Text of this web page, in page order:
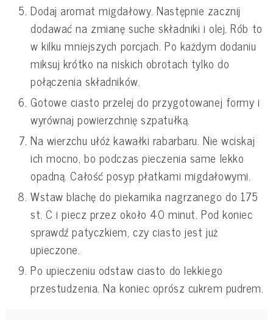
Dodaj aromat migdałowy. Następnie zacznij
dodawać na zmianę suche składniki i olej. Rób to
w kilku mniejszych porcjach. Po każdym dodaniu
miksuj krótko na niskich obrotach tylko do
połączenia składników.
Gotowe ciasto przelej do przygotowanej formy i
wyrównaj powierzchnię szpatułką.
Na wierzchu ułóż kawałki rabarbaru. Nie wciskaj
ich mocno, bo podczas pieczenia same lekko
opadną. Całość posyp płatkami migdałowymi.
Wstaw blachę do piekarnika nagrzanego do 175
st. C i piecz przez około 40 minut. Pod koniec
sprawdź patyczkiem, czy ciasto jest już
upieczone.
Po upieczeniu odstaw ciasto do lekkiego
przestudzenia. Na koniec oprósz cukrem pudrem.